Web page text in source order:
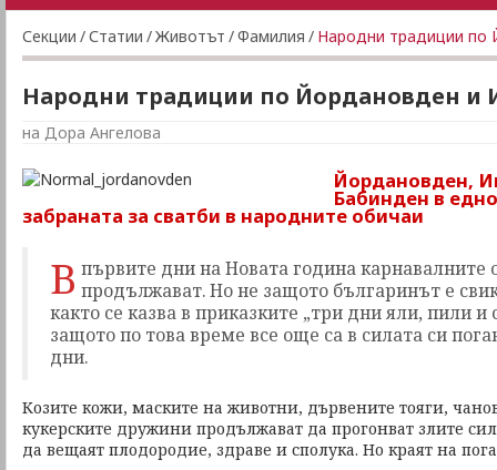
Секции /Статии /Животът /Фамилия / Народни традиции по
Народни традиции по Йордановден и
на Дора Ангелова
Йордановден,
Бабинден в
забраната за сватби в народните обичаи
В първите дни на Новата година карнавалните
продължават. Но не защото българинът е
както се казва в приказките „три дни яли, пили и
защото по това време все още са в силата си
дни.
Козите кожи, маските на животни, дървените тояги,
кукерските дружини продължават да прогонват злите
да вещаят плодородие, здраве и сполука. Но краят на